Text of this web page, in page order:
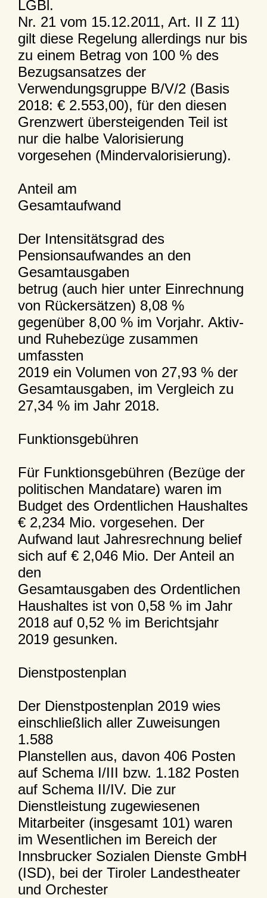
LGBl.
Nr. 21 vom 15.12.2011, Art. II Z 11)
gilt diese Regelung allerdings nur bis
zu einem Betrag von 100 % des
Bezugsansatzes der
Verwendungsgruppe B/V/2 (Basis
2018: € 2.553,00), für den diesen
Grenzwert übersteigenden Teil ist
nur die halbe Valorisierung
vorgesehen (Mindervalorisierung).
Anteil am
Gesamtaufwand
Der Intensitätsgrad des
Pensionsaufwandes an den
Gesamtausgaben
betrug (auch hier unter Einrechnung
von Rückersätzen) 8,08 %
gegenüber 8,00 % im Vorjahr. Aktiv-
und Ruhebezüge zusammen
umfassten
2019 ein Volumen von 27,93 % der
Gesamtausgaben, im Vergleich zu
27,34 % im Jahr 2018.
Funktionsgebühren
Für Funktionsgebühren (Bezüge der
politischen Mandatare) waren im
Budget des Ordentlichen Haushaltes
€ 2,234 Mio. vorgesehen. Der
Aufwand laut Jahresrechnung belief
sich auf € 2,046 Mio. Der Anteil an
den
Gesamtausgaben des Ordentlichen
Haushaltes ist von 0,58 % im Jahr
2018 auf 0,52 % im Berichtsjahr
2019 gesunken.
Dienstpostenplan
Der Dienstpostenplan 2019 wies
einschließlich aller Zuweisungen
1.588
Planstellen aus, davon 406 Posten
auf Schema I/III bzw. 1.182 Posten
auf Schema II/IV. Die zur
Dienstleistung zugewiesenen
Mitarbeiter (insgesamt 101) waren
im Wesentlichen im Bereich der
Innsbrucker Sozialen Dienste GmbH
(ISD), bei der Tiroler Landestheater
und Orchester